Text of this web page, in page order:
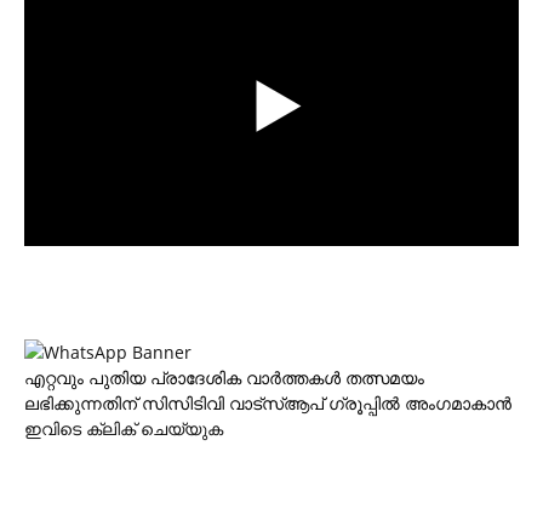
എറ്റവും പുതിയ പ്രാദേശിക വാര്‍ത്തകള്‍ തത്സമയം
ലഭിക്കുന്നതിന് സിസിടിവി വാട്‌സ്ആപ് ഗ്രൂപ്പില്‍ അംഗമാകാന്‍
ഇവിടെ ക്ലിക് ചെയ്യുക